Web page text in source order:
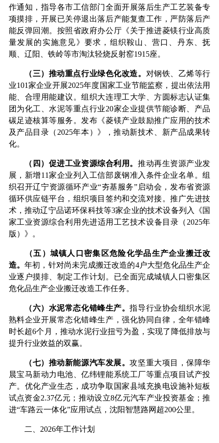
作通知，指导各市工信部门全面开展落后生产工艺装备专
项摸排，开展已关停退出落后产能复查工作，严防落后产
能反弹回潮。按照省政府办公厅《关于推进菱镁行业高质
量发展的实施意见》要求，组织鞍山、营口、丹东、抚
顺、辽阳、 铁岭等市淘汰轻烧反射窑1915座。
（三）推动重点行业绿色化改造。 对钢铁、乙烯等行
业101家企业开展2025年度国家工业节能监察，提出依法用
能、合理用能建议。组织大连理工大学、方圆标志认证集
团为化工、水泥等重点行业20家企业提供节能诊断、产品
碳足迹核算等服务。 发布《菱镁产业鼓励推广应用的技术
及产品目录（ 2025年本）》，推动新技术、新产品成果转
化。
（ 四 ）促进工业资源综合利用。 推动再生资源产业发
展，新增11家企业列入工信部废钢准入条件企业名单。组
织召开辽宁资源循环产业“夯基服务” 启动会，发布省资源
循环供应链平台，组织项目签约和交流对接。推广先进技
术，推动辽宁品诺环保科技等3家企业的技术设备列入《国
家工业资源综合利用先进适用工艺技术设备目录（ 2025年
版）》。
（五 ）城镇人口密集区危险化学品生产企业搬迁改
造。 年初， 针对尚未完成搬迁改造的4户大型危化品生产企
业逐户摸排、制定工作计划。已全面完成城镇人口密集区
危化品生产企业搬迁改造工作任务。
（六）水泥常态化错峰生产。指导行业协会组织水泥
熟料企业开展常态化错峰生产，强化协同自律， 全年错峰
时长超6个月，推动水泥行业扭亏为盈，实现了降低排放与
提升行业效益的双赢。
（七）推动新能源汽车发展。攻坚重大项目，保障华
晨宝马新动力电池、亿纬锂能系统工厂等重点项目试产投
产。优化产业生态，成功争取国家县域充换电设施补短板
试点资金2.37亿元；推动设立8亿元汽车产业投资基金；推
进“车路云一体化”应用试点，沈阳智慧路网超200公里。
二、 2026年工作计划